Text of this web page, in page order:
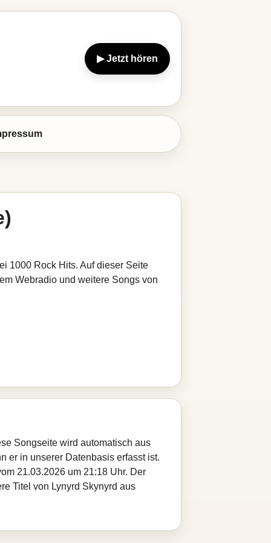
▶ Jetzt hören
1000 Rock Hits. Auf dieser Seite
Webradio und weitere Songs von
Songseite wird automatisch aus
er in unserer Datenbasis erfasst ist.
21.03.2026 um 21:18 Uhr. Der
Titel von Lynyrd Skynyrd aus